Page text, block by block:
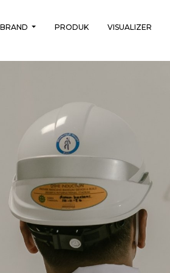
BRAND PRODUK VISUALIZER